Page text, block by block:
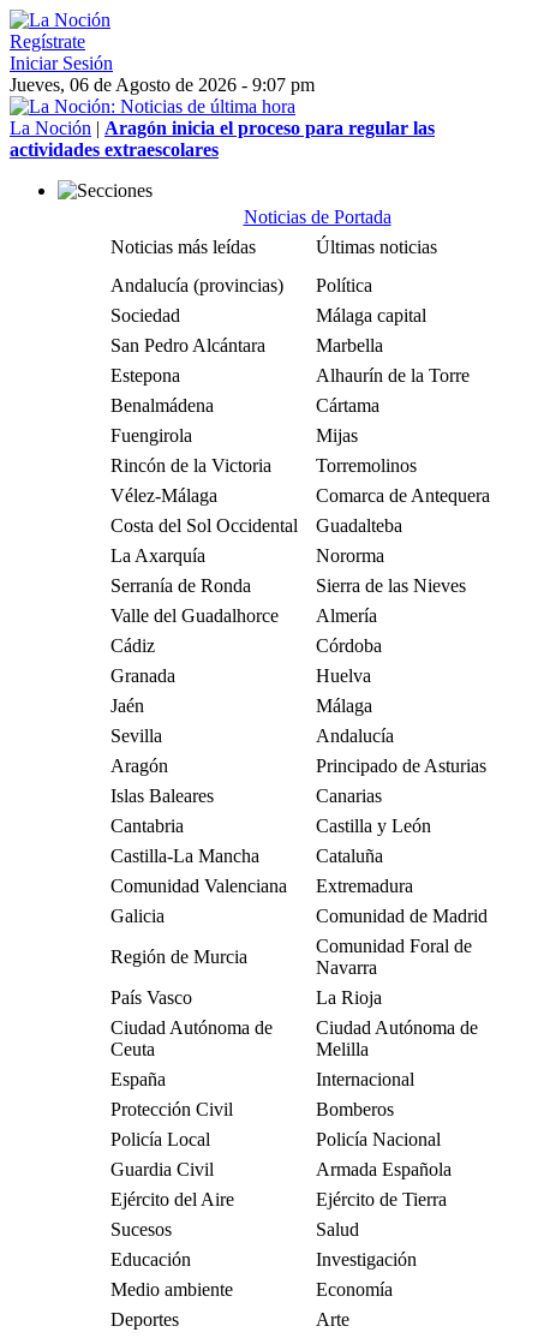
Regístrate
Iniciar Sesión
Jueves, 06 de Agosto de 2026 - 9:07 pm
La Noción | Aragón inicia el proceso para regular las
actividades extraescolares
Noticias de Portada
Noticias más leídas
Últimas noticias
Andalucía (provincias)
Política
Sociedad
Málaga capital
San Pedro Alcántara
Marbella
Estepona
Alhaurín de la Torre
Benalmádena
Cártama
Fuengirola
Mijas
Rincón de la Victoria
Torremolinos
Vélez-Málaga
Comarca de Antequera
Costa del Sol Occidental
Guadalteba
La Axarquía
Nororma
Serranía de Ronda
Sierra de las Nieves
Valle del Guadalhorce
Almería
Cádiz
Córdoba
Granada
Huelva
Jaén
Málaga
Sevilla
Andalucía
Aragón
Principado de Asturias
Islas Baleares
Canarias
Cantabria
Castilla y León
Castilla-La Mancha
Cataluña
Comunidad Valenciana
Extremadura
Galicia
Comunidad de Madrid
Región de Murcia
Comunidad Foral de
Navarra
País Vasco
La Rioja
Ciudad Autónoma de
Ceuta
Ciudad Autónoma de
Melilla
España
Internacional
Protección Civil
Bomberos
Policía Local
Policía Nacional
Guardia Civil
Armada Española
Ejército del Aire
Ejército de Tierra
Sucesos
Salud
Educación
Investigación
Medio ambiente
Economía
Deportes
Arte